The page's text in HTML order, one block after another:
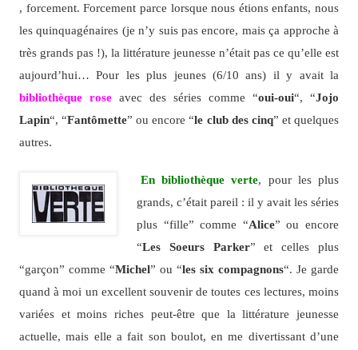
, forcement. Forcement parce lorsque nous étions enfants, nous
les quinquagénaires (je n’y suis pas encore, mais ça approche à
très grands pas !), la littérature jeunesse n’était pas ce qu’elle est
aujourd’hui… Pour les plus jeunes (6/10 ans) il y avait la
bibliothèque roseavec des séries comme “oui-oui“, “Jojo
Lapin“, “Fantômette” ou encore “le club des cinq” et quelques
autres.
En bibliothèque verte, pour les plus
grands, c’était pareil : il y avait les séries
plus “fille” comme “Alice” ou encore
“Les Soeurs Parker” et celles plus
“garçon” comme “Michel” ou “les six compagnons“. Je garde
quand à moi un excellent souvenir de toutes ces lectures, moins
variées et moins riches peut-être que la littérature jeunesse
actuelle, mais elle a fait son boulot, en me divertissant d’une